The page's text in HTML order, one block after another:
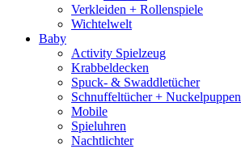
Verkleiden + Rollenspiele
Wichtelwelt
Baby
Activity Spielzeug
Krabbeldecken
Spuck- & Swaddletücher
Schnuffeltücher + Nuckelpuppen
Mobile
Spieluhren
Nachtlichter